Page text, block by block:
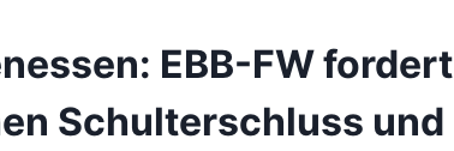
EBB-FW fordert
Schulterschluss und